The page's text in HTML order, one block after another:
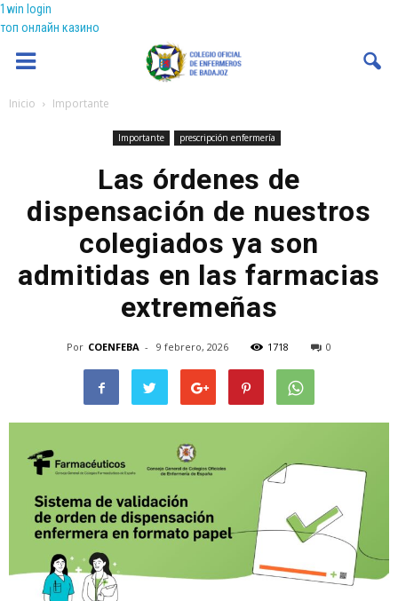
1win login
топ онлайн казино
Coenfeba
Inicio Importante
Importante prescripción enfermería
Las órdenes de
dispensación de nuestros
colegiados ya son
admitidas en las farmacias
extremeñas
Por COENFEBA - 9 febrero, 2026 1718 0